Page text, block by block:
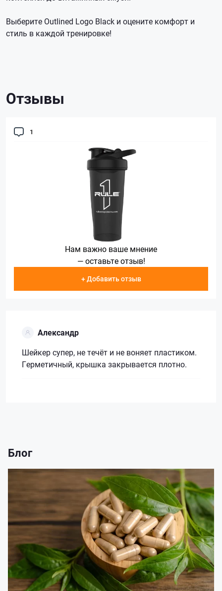
Выберите Outlined Logo Black и оцените комфорт и
стиль в каждой тренировке!
Отзывы
1
Нам важно ваше мнение
— оставьте отзыв!
+ Добавить отзыв
Александр
Шейкер супер, не течёт и не воняет пластиком.
Герметичный, крышка закрывается плотно.
Блог